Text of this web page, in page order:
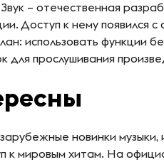
– отечественная
Доступ к нему появился
использовать функции
для прослушивания
новинки
к мировым хитам. На